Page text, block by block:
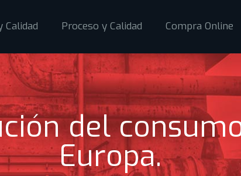
Calidad Proceso y Calidad Compra Online
del
Europa.